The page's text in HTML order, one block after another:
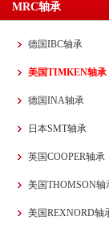
MRC轴承
德国IBC轴承
美国TIMKEN轴承
德国INA轴承
日本SMT轴承
英国COOPER轴承
美国THOMSON轴
美国REXNORD轴